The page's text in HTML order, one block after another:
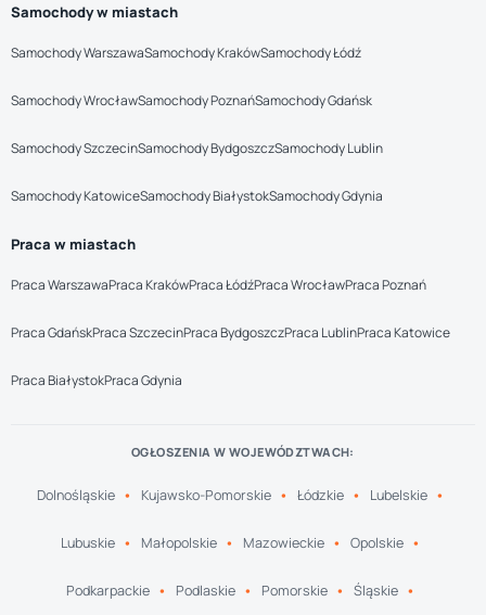
Samochody w miastach
Samochody WarszawaSamochody KrakówSamochody Łódź
Samochody WrocławSamochody PoznańSamochody Gdańsk
Samochody SzczecinSamochody BydgoszczSamochody Lublin
Samochody KatowiceSamochody BiałystokSamochody Gdynia
Praca w miastach
Praca WarszawaPraca KrakówPraca ŁódźPraca WrocławPraca Poznań
Praca GdańskPraca SzczecinPraca BydgoszczPraca LublinPraca Katowice
Praca BiałystokPraca Gdynia
OGŁOSZENIA W WOJEWÓDZTWACH:
Dolnośląskie Kujawsko-Pomorskie Łódzkie Lubelskie
Lubuskie Małopolskie Mazowieckie Opolskie
Podkarpackie Podlaskie Pomorskie Śląskie